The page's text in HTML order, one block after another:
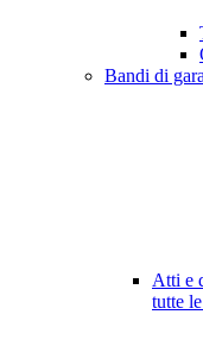
Bandi di
Atti e
tutte